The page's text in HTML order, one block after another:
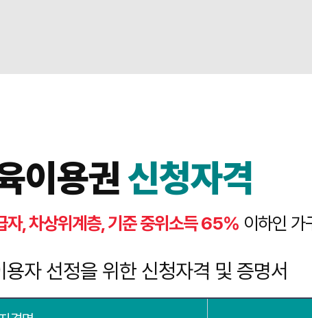
이용권신청자격
자, 차상위계층, 기준 중위소득 65% 이하인 가
자 선정을 위한 신청자격 및 증명서